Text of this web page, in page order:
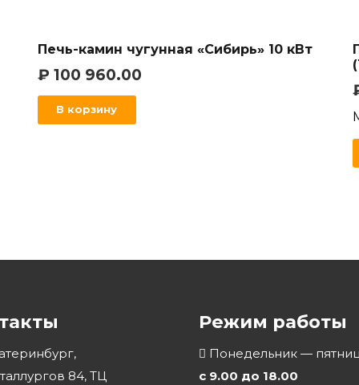
Печь-камин чугунная «Сибирь» 10 кВт
₽ 100 960.00
В корзину
84, ТЦ
Режим работы
Понедельник —
с 9.00 до 18.00